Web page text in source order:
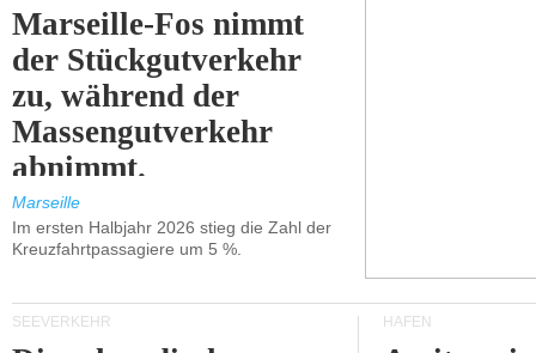
Marseille-Fos nimmt
der Stückgutverkehr
zu, während der
Massengutverkehr
abnimmt.
Marseille
Im ersten Halbjahr 2026 stieg die Zahl der
Kreuzfahrtpassagiere um 5 %.
SEEVERKEHR HÄFEN